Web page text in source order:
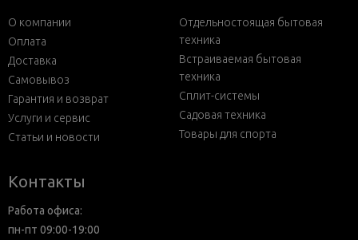
О компании
Оплата
Доставка
Самовывоз
Гарантия и возврат
Услуги и сервис
Статьи и новости
Отдельностоящая бытовая
техника
Встраиваемая бытовая
техника
Сплит-системы
Садовая техника
Товары для спорта
Контакты
Работа офиса:
пн-пт 09:00-19:00